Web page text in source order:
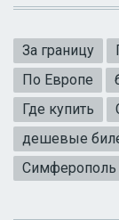
За границу
По Европе
Где купить
дешевые
Симферополь